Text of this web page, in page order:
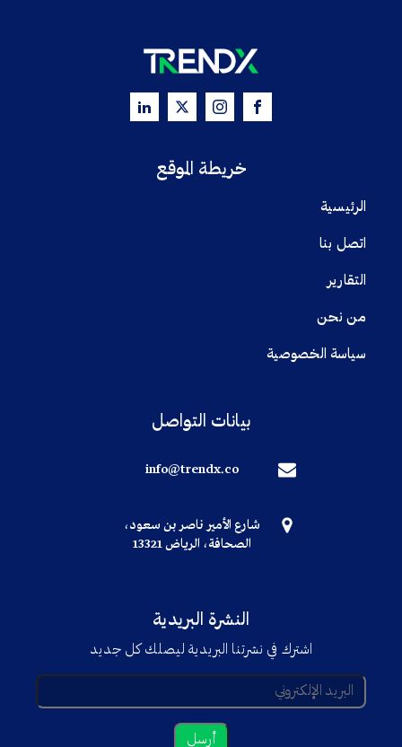
خريطة الموقع
الرئيسية
اتصل بنا
التقارير
من نحن
سياسة الخصوصية
بيانات التواصل
info@trendx.co
شارع الأمير ناصر بن سعود،
الصحافة، الرياض 13321
النشرة البريدية
اشترك في نشرتنا البريدية ليصلك كل جديد